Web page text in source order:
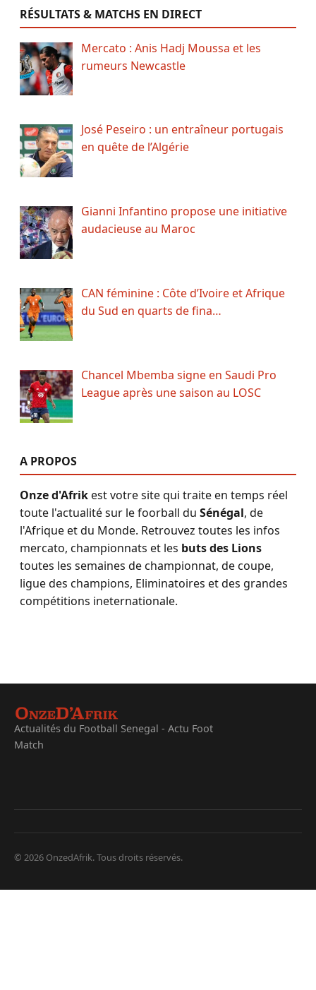
RÉSULTATS & MATCHS EN DIRECT
Mercato : Anis Hadj Moussa et les
rumeurs Newcastle
José Peseiro : un entraîneur portugais
en quête de l’Algérie
Gianni Infantino propose une initiative
audacieuse au Maroc
CAN féminine : Côte d’Ivoire et Afrique
du Sud en quarts de fina…
Chancel Mbemba signe en Saudi Pro
League après une saison au LOSC
A PROPOS
Onze d'Afrikest votre site qui traite en temps réel
toute l'actualité sur le foorball du Sénégal, de
l'Afrique et du Monde. Retrouvez toutes les infos
mercato, championnats et les buts des Lions
toutes les semaines de championnat, de coupe,
ligue des champions, Eliminatoires et des grandes
compétitions ineternationale.
Actualités du Football Senegal - Actu Foot
Match
© 2026 OnzedAfrik. Tous droits réservés.